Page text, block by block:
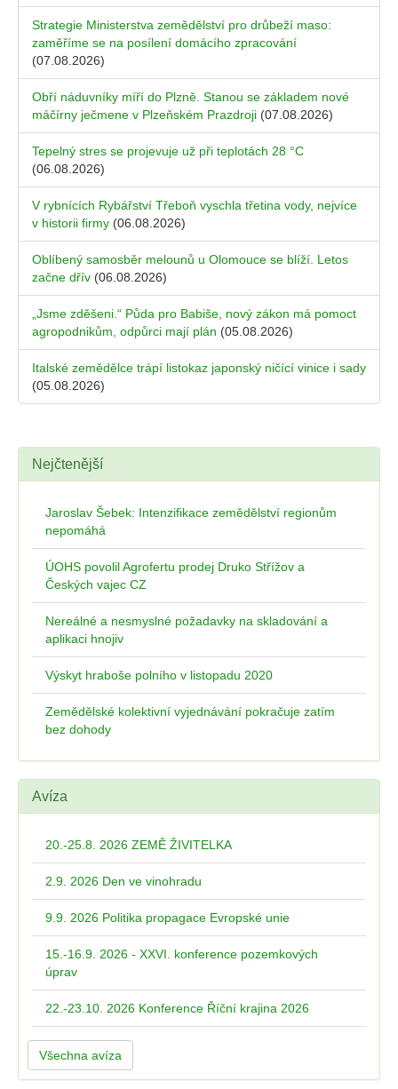
Strategie Ministerstva zemědělství pro drůbeží maso:
zaměříme se na posílení domácího zpracování
(07.08.2026)
Obří náduvníky míří do Plzně. Stanou se základem nové
máčírny ječmene v Plzeňském Prazdroji (07.08.2026)
Tepelný stres se projevuje už při teplotách 28 °C
(06.08.2026)
V rybnících Rybářství Třeboň vyschla třetina vody, nejvíce
v historii firmy (06.08.2026)
Oblíbený samosběr melounů u Olomouce se blíží. Letos
začne dřív (06.08.2026)
„Jsme zděšeni.“ Půda pro Babiše, nový zákon má pomoct
agropodnikům, odpůrci mají plán (05.08.2026)
Italské zemědělce trápí listokaz japonský ničící vinice i sady
(05.08.2026)
Nejčtenější
Jaroslav Šebek: Intenzifikace zemědělství regionům
nepomáhá
ÚOHS povolil Agrofertu prodej Druko Střížov a
Českých vajec CZ
Nereálné a nesmyslné požadavky na skladování a
aplikaci hnojiv
Výskyt hraboše polního v listopadu 2020
Zemědělské kolektivní vyjednávání pokračuje zatím
bez dohody
Avíza
20.-25.8. 2026 ZEMĚ ŽIVITELKA
2.9. 2026 Den ve vinohradu
9.9. 2026 Politika propagace Evropské unie
15.-16.9. 2026 - XXVI. konference pozemkových
úprav
22.-23.10. 2026 Konference Říční krajina 2026
Všechna avíza